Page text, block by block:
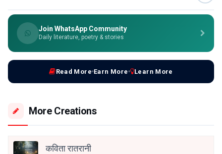
Join WhatsApp Community
Daily literature, poetry & stories
Read More Earn More Learn More
More Creations
कविता रातरानी